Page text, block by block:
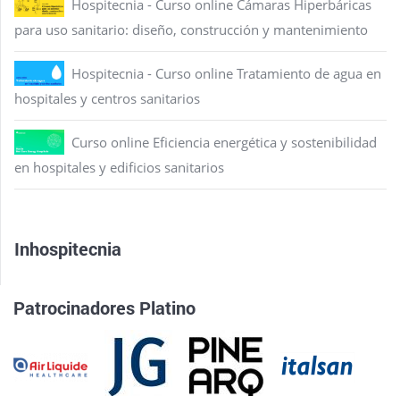
Hospitecnia - Curso online Cámaras Hiperbáricas
para uso sanitario: diseño, construcción y mantenimiento
Hospitecnia - Curso online Tratamiento de agua en
hospitales y centros sanitarios
Curso online Eficiencia energética y sostenibilidad
en hospitales y edificios sanitarios
Inhospitecnia
Patrocinadores Platino